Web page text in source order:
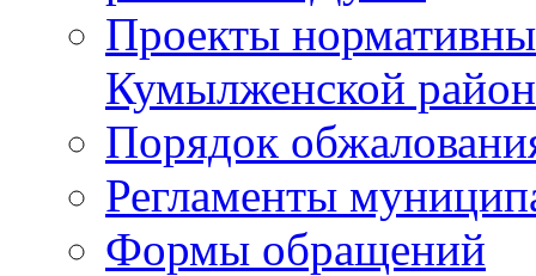
Проекты
Кумылженской
Порядок
Регламенты
Формы обращений